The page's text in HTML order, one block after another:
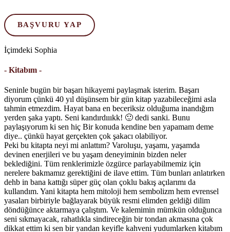
BAŞVURU YAP
İçimdeki Sophia
- Kitabım -
Seninle bugün bir başarı hikayemi paylaşmak isterim. Başarı
diyorum çünkü 40 yıl düşünsem bir gün kitap yazabileceğimi asla
tahmin etmezdim. Hayat bana en beceriksiz olduğuma inandığım
yerden şaka yaptı. Seni kandırdıııkk! 🙂 dedi sanki. Bunu
paylaşıyorum ki sen hiç Bir konuda kendine ben yapamam deme
diye.. çünkü hayat gerçekten çok şakacı olabiliyor.
Peki bu kitapta neyi mi anlattım? Varoluşu, yaşamı, yaşamda
devinen enerjileri ve bu yaşam deneyiminin bizden neler
beklediğini. Tüm renklerimizle özgürce parlayabilmemiz için
nerelere bakmamız gerektiğini de ilave ettim. Tüm bunları anlatırken
dehb in bana kattığı süper güç olan çoklu bakış açılarımı da
kullandım. Yani kitapta hem mitoloji hem sembolizm hem evrensel
yasaları birbiriyle bağlayarak büyük resmi elimden geldiği dilim
döndüğünce aktarmaya çalıştım. Ve kalemimin mümkün olduğunca
seni sıkmayacak, rahatlıkla sindireceğin bir tondan akmasına çok
dikkat ettim ki sen bir yandan keyifle kahveni yudumlarken kitabım